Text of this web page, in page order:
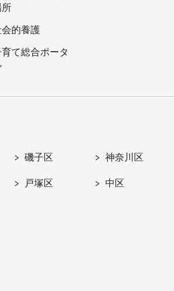
所
会的養護
て総合ポータ
磯子区 神奈川区
戸塚区 中区